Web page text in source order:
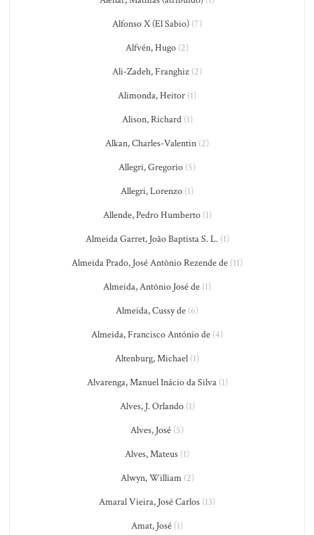
Alfonso X (El Sabio) (7)
Alfvén, Hugo (2)
Ali-Zadeh, Franghiz (2)
Alimonda, Heitor (1)
Alison, Richard(1)
Alkan, Charles-Valentin (2)
Allegri, Gregorio (5)
Allegri, Lorenzo (1)
Allende, Pedro Humberto(1)
Almeida Garret, João Baptista S. L.(1)
Almeida Prado, José Antônio Rezende de (11)
Almeida, Antônio José de (1)
Almeida, Cussy de (6)
Almeida, Francisco António de (4)
Altenburg, Michael (1)
Alvarenga, Manuel Inácio da Silva(1)
Alves, J. Orlando(1)
Alves, José (5)
Alves, Mateus (1)
Alwyn, William(2)
Amaral Vieira, José Carlos (13)
Amat, José (1)